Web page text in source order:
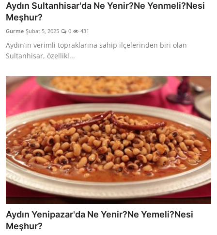
Gıda Güvenliği & Bilimi
Kalori & Diyet Rehberi
Mutfak Püf Noktaları & İpuçları
Mekan & Lezzet Rotaları
Temel Gıda ve Ürün Rehberleri
İçecek Kültürü & Barista
Yöresel Tarifler & Ev Yemekleri
Gıda Güvenliği & Sağlık
İçecek Kültürü & Rehberleri
Popüler Kültür & Mutfak Tarihi
Mutfak Temizliği & Pratik Bilgiler
Aydın Sultanhisar'da Ne Yenir?Ne Yenmeli?Nesi
Meşhur?
Gurme Şubat 5, 2025 0 431
Aydın’ın verimli topraklarına sahip ilçelerinden biri olan
Sultanhisar, özellikl...
Aydın Yenipazar'da Ne Yenir?Ne Yemeli?Nesi
Meşhur?